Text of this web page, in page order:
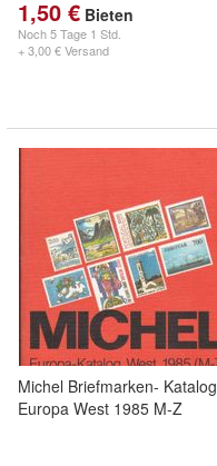
1,50 € Bieten
Noch5 Tage 1 Std.
+ 3,00 € Versand
Michel Briefmarken- Katalog
Europa West 1985 M-Z